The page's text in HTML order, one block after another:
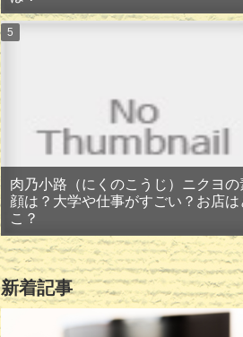
肉乃小路（にくのこうじ）ニクヨの
顔は？大学や仕事がすごい？お店は
こ？
新着記事